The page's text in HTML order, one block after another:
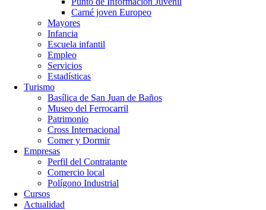
Carné joven Europeo
Mayores
Infancia
Escuela infantil
Empleo
Servicios
Estadísticas
Turismo
Basílica de San Juan de Baños
Museo del Ferrocarril
Patrimonio
Cross Internacional
Comer y Dormir
Empresas
Perfil del Contratante
Comercio local
Polígono Industrial
Cursos
Actualidad